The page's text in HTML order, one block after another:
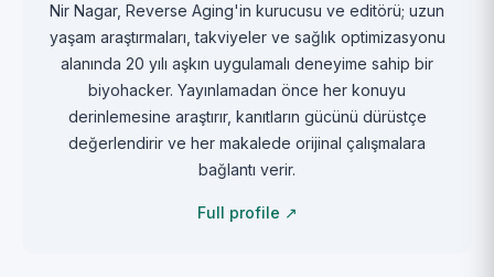
Nir Nagar, Reverse Aging'in kurucusu ve editörü; uzun
yaşam araştırmaları, takviyeler ve sağlık optimizasyonu
alanında 20 yılı aşkın uygulamalı deneyime sahip bir
biyohacker. Yayınlamadan önce her konuyu
derinlemesine araştırır, kanıtların gücünü dürüstçe
değerlendirir ve her makalede orijinal çalışmalara
bağlantı verir.
Full profile ↗